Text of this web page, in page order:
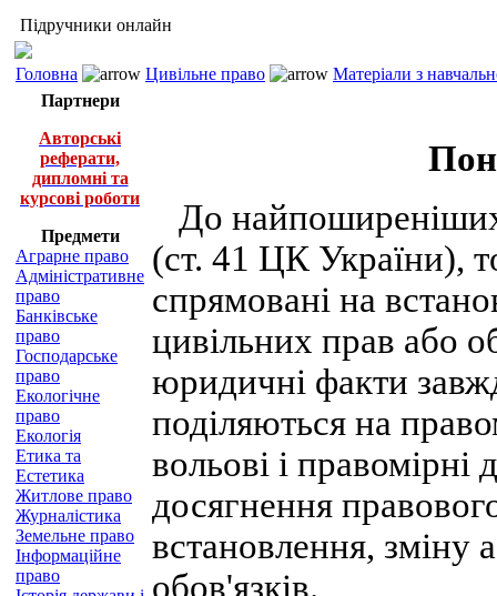
Підручники онлайн
Головна Цивільне право
Матеріали з
Партнери
Авторські
реферати,
дипломні та
курсові роботи
Предмети
Аграрне право
Адміністративне
право
Банківське
право
Господарське
право
Екологічне
право
Екологія
Етика та
Естетика
Житлове право
Журналістика
Земельне право
Інформаційне
право
До
(ст. 41 ЦК України),
спрямовані на
цивільних прав або
юридичні факти
поділяються на
вольові і правомірні
досягнення
встановлення, зміну
обов'язків.